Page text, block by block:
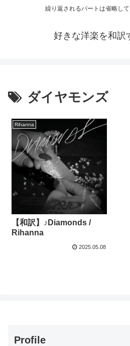
繰り返されるパートは省略して
好きな洋楽を和訳
ダイヤモンズ
Rihanna
【和訳】♪Diamonds /
Rihanna
2025.05.08
Profile